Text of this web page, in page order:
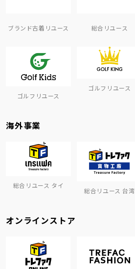
ブランド古着リユース 総合リユース
ゴルフリユース
ゴルフリユース
海外事業
総合リユース タイ
総合リユース 台湾
オンラインストア